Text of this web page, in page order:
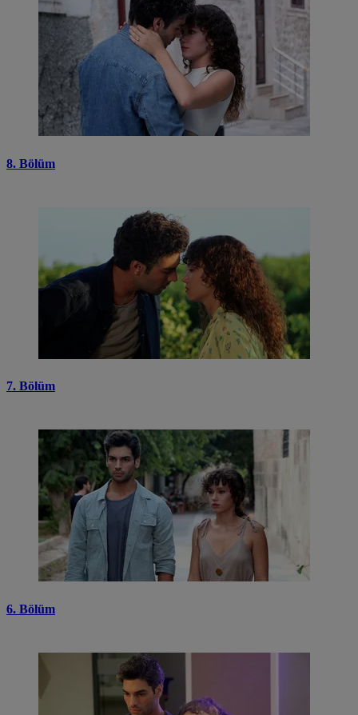
8. Bölüm
7. Bölüm
6. Bölüm